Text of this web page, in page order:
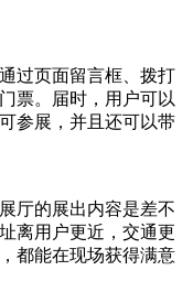
过页面留言框、拨打
票。届时，用户可以
参展，并且还可以带
厅的展出内容是差不
离用户更近，交通更
都能在现场获得满意